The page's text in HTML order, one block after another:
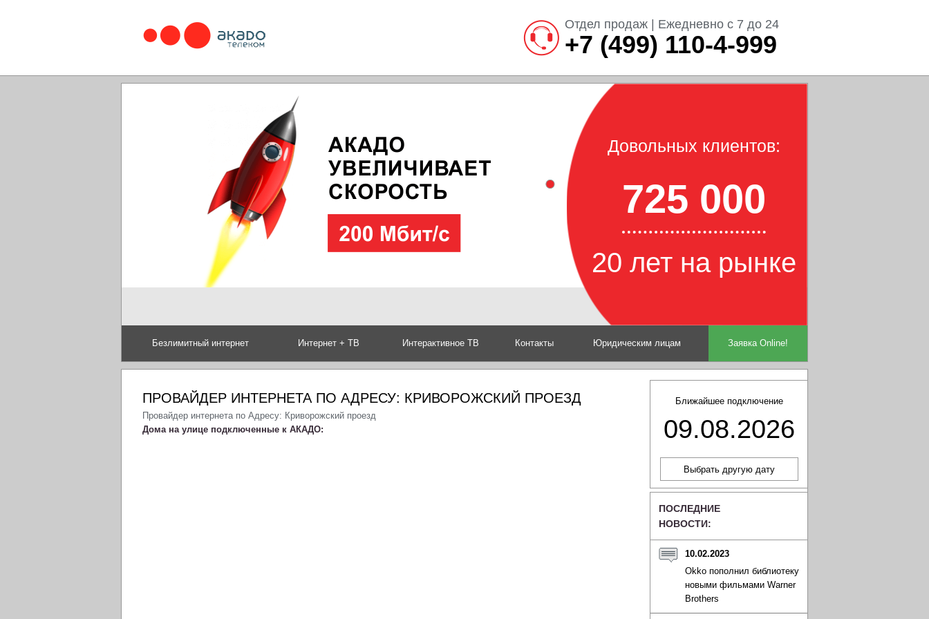
Отдел продаж | Ежедневно с 7 до 24
+7 (499) 110-4-999
Довольных клиентов:
725 000
20 лет на рынке
Безлимитный интернет Интернет + ТВ Интерактивное ТВ Контакты Юридическим лицам Заявка Online!
Ближайшее подключение
09.08.2026
ПОСЛЕДНИЕ
НОВОСТИ:
10.02.2023
Okko пополнил библиотеку
новыми фильмами Warner
Brothers
ПРОВАЙДЕР ИНТЕРНЕТА ПО АДРЕСУ: КРИВОРОЖСКИЙ ПРОЕЗД
Провайдер интернета по Адресу: Криворожский проезд
Дома на улице подключенные к АКАДО: